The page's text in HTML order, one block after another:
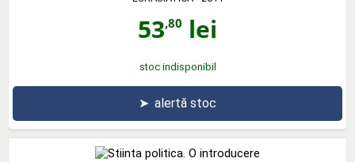
53,80 lei
stoc indisponibil
➤ alertă stoc